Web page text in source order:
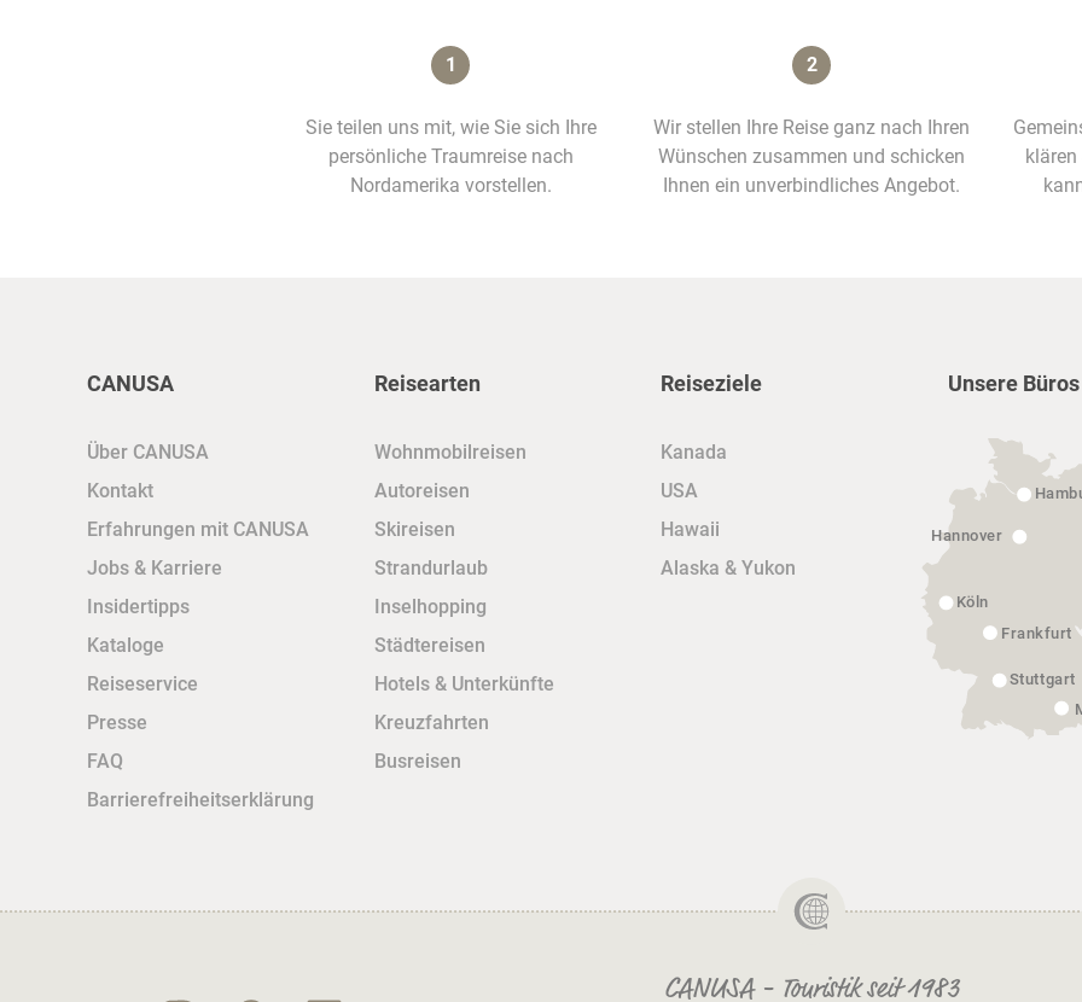
1
Sie teilen uns mit, wie Sie sich Ihre
persönliche Traumreise nach
Nordamerika vorstellen.
2
Wir stellen Ihre Reise ganz nach Ihren
Wünschen zusammen und schicken
Ihnen ein unverbindliches Angebot.
CANUSA
Über CANUSA
Kontakt
Erfahrungen mit CANUSA
Jobs & Karriere
Insidertipps
Kataloge
Reiseservice
Presse
FAQ
Barrierefreiheitserklärung
Reisearten
Wohnmobilreisen
Autoreisen
Skireisen
Strandurlaub
Inselhopping
Städtereisen
Hotels & Unterkünfte
Kreuzfahrten
Busreisen
Reiseziele
Kanada
USA
Hawaii
Alaska & Yukon
Unsere Büros
Hannover
Köln
Frankfurt
Stuttgart
CANUSA - Touristik seit 1983